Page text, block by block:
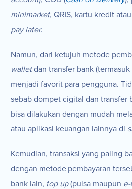
minimarket, QRIS, kartu kredit atau
pay later.
Namun, dari ketujuh metode
walletdan transfer bank
menjadi favorit para pengguna.
sebab dompet digital dan transfer
bisa dilakukan dengan mudah
atau aplikasi keuangan lainnya di
Kemudian, transaksi yang paling
dengan metode pembayaran
bank lain, top up(pulsa maupun